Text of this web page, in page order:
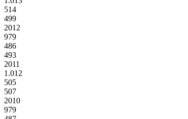
514
499
2012
979
486
493
2011
1.012
505
507
2010
979